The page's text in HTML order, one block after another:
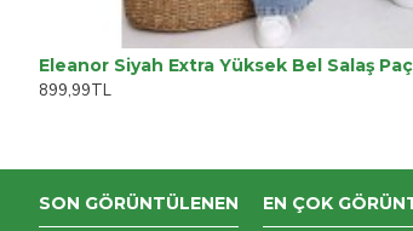
899,99TL
SON GÖRÜNTÜLENEN EN ÇOK